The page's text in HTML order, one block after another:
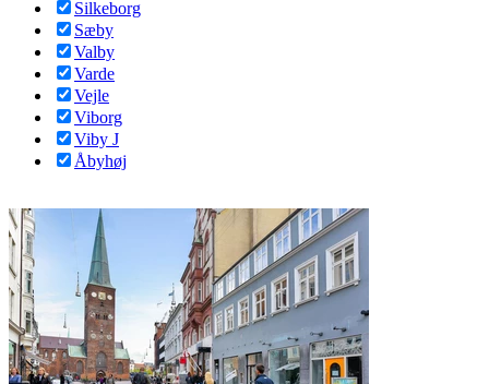
Silkeborg
Sæby
Valby
Varde
Vejle
Viborg
Viby J
Åbyhøj